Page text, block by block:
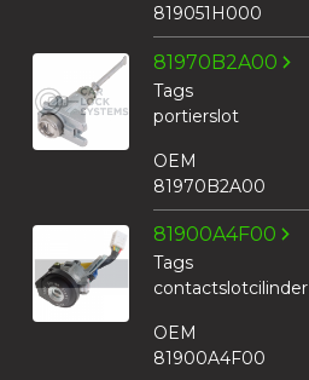
819051H000
81970B2A00
Tags
portierslot
OEM
81970B2A00
81900A4F00
Tags
contactslotcilinder
OEM
81900A4F00